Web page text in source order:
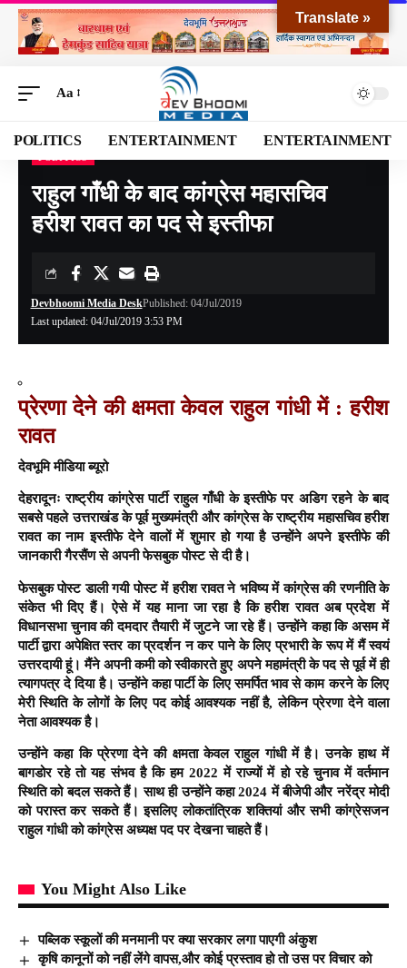
Aa
POLITICS ENTERTAINMENT ENTERTAINMENT
Devbhoomi Media> Blog>POLITICS>राहुल गाँधी के बाद कांग्रेस महासचिव हरीश रावत का पद से इस्तीफा
राहुल गाँधी के बाद कांग्रेस महासचिव
हरीश रावत का पद से इस्तीफा
Last updated: 04/Jul/2019 3:53 PM
Devbhoomi Media DeskPublished: 04/Jul/2019
प्रेरणा देने की क्षमता केवल राहुल गांधी में : हरीश
रावत
देवभूमि मीडिया ब्यूरो
देहरादूनः राष्ट्रीय कांग्रेस पार्टी राहुल गाँधी के इस्तीफे पर अडिग रहने के बाद
सबसे पहले उत्तराखंड के पूर्व मुख्यमंत्री और कांग्रेस के राष्ट्रीय महासचिव हरीश
रावत का नाम इस्तीफे देने वालों में शुमार हो गया है उन्होंने अपने इस्तीफे की
जानकारी गैरसैंण से अपनी फेसबुक पोस्ट से दी है।
फेसबुक पोस्ट डाली गयी पोस्ट में हरीश रावत ने भविष्य में कांग्रेस की रणनीति के
संकेत भी दिए हैं। ऐसे में यह माना जा रहा है कि हरीश रावत अब प्रदेश में
विधानसभा चुनाव की दमदार तैयारी में जुटने जा रहे हैं। उन्होंने कहा कि असम में
पार्टी द्वारा अपेक्षित स्तर का प्रदर्शन न कर पाने के लिए प्रभारी के रूप में मैं स्वयं
उत्तरदायी हूं। मैंने अपनी कमी को स्वीकारते हुए अपने महामंत्री के पद से पूर्व में ही
त्यागपत्र दे दिया है। उन्होंने कहा पार्टी के लिए समर्पित भाव से काम करने के लिए
मेरी स्थिति के लोगों के लिए पद कोई आवश्यक नहीं है, लेकिन प्रेरणा देने वाला
नेता आवश्यक है।
उन्होंने कहा कि प्रेरणा देने की क्षमता केवल राहुल गांधी में है। उनके हाथ में
बागडोर रहे तो यह संभव है कि हम 2022 में राज्यों में हो रहे चुनाव में वर्तमान
स्थिति को बदल सकते हैं। साथ ही उन्होंने कहा 2024 में बीजेपी और नरेंद्र मोदी
को परास्त कर सकते हैं। इसलिए लोकतांत्रिक शक्तियां और सभी कांग्रेसजन
राहुल गांधी को कांग्रेस अध्यक्ष पद पर देखना चाहते हैं।
You Might Also Like
पब्लिक स्कूलों की मनमानी पर क्या सरकार लगा पाएगी अंकुश
कृषि कानूनों को नहीं लेंगे वापस,और कोई प्रस्ताव हो तो उस पर विचार को
Translate »